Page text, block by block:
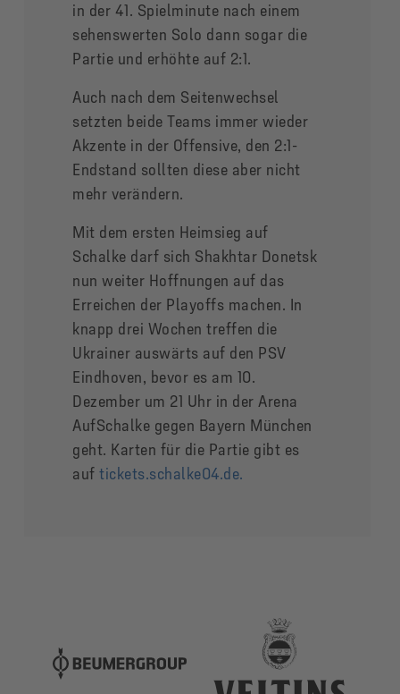
in der 41. Spielminute nach einem
sehenswerten Solo dann sogar die
Partie und erhöhte auf 2:1.
Auch nach dem Seitenwechsel
setzten beide Teams immer wieder
Akzente in der Offensive, den 2:1-
Endstand sollten diese aber nicht
mehr verändern.
Mit dem ersten Heimsieg auf
Schalke darf sich Shakhtar Donetsk
nun weiter Hoffnungen auf das
Erreichen der Playoffs machen. In
knapp drei Wochen treffen die
Ukrainer auswärts auf den PSV
Eindhoven, bevor es am 10.
Dezember um 21 Uhr in der Arena
AufSchalke gegen Bayern München
geht. Karten für die Partie gibt es
auf tickets.schalke04.de.